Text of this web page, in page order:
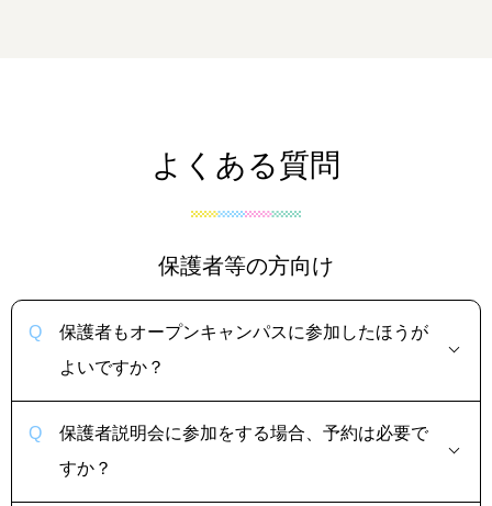
よくある質問
保護者等の方向け
保護者もオープンキャンパスに参加したほうが
よいですか？
保護者説明会に参加をする場合、予約は必要で
すか？